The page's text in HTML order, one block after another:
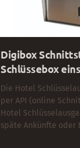
Digibox
Schlüssebox
Die Hotel
per API (online
Hotel
späte Ankünfte oder